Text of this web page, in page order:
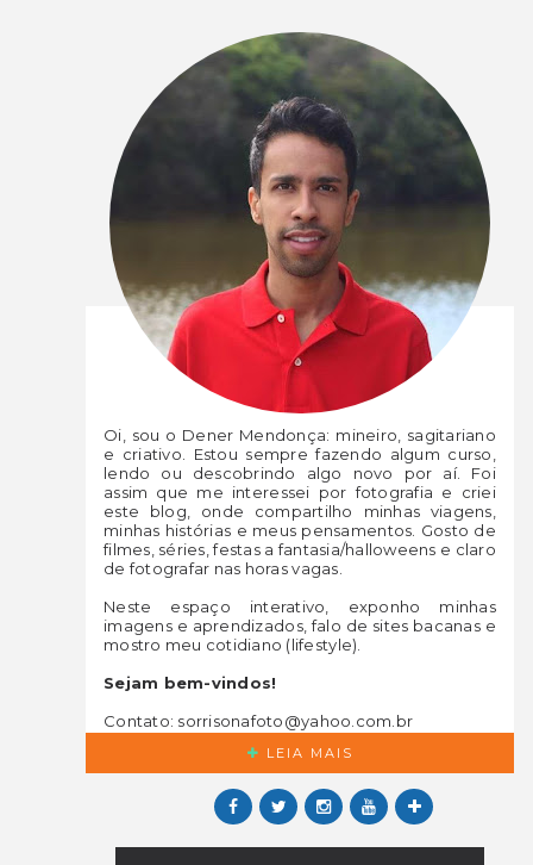
Oi, sou o Dener Mendonça: mineiro, sagitariano
e criativo. Estou sempre fazendo algum curso,
lendo ou descobrindo algo novo por aí. Foi
assim que me interessei por fotografia e criei
este blog, onde compartilho minhas viagens,
minhas histórias e meus pensamentos. Gosto de
filmes, séries, festas a fantasia/halloweens e claro
de fotografar nas horas vagas.
Neste espaço interativo, exponho minhas
imagens e aprendizados, falo de sites bacanas e
mostro meu cotidiano (lifestyle).
Sejam bem-vindos!
Contato: sorrisonafoto@yahoo.com.br
LEIA MAIS